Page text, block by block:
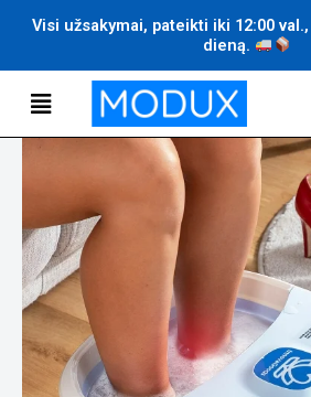
Visi užsakymai, pateikti iki 12:00
dieną.
Flyout
Menu